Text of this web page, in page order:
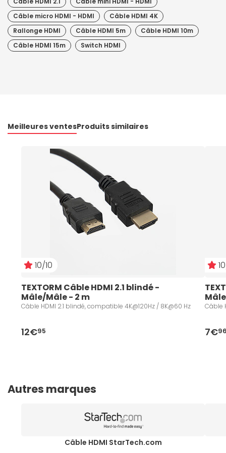
Câble micro HDMI - HDMI
Câble HDMI 4K
Rallonge HDMI
Câble HDMI 5m
Câble HDMI 10m
Câble HDMI 15m
Switch HDMI
Meilleures ventesProduits similaires
10/10
TEXTORM Câble HDMI 2.1 blindé -
Mâle/Mâle - 2 m
Câble HDMI 2.1 blindé, compatible 4K@120Hz / 8K@60 Hz
12€95
Câble
7€
Autres marques
Câble HDMI StarTech.com